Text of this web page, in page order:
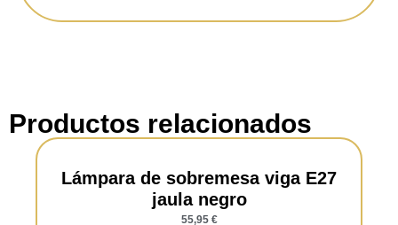
Material de la carcasa:Acero.
Color de la carcasa:café antiguo, negro.
Tipo de protección: IP20.
Productos relacionados
Lámpara de sobremesa viga E27
jaula negro
55,95 €